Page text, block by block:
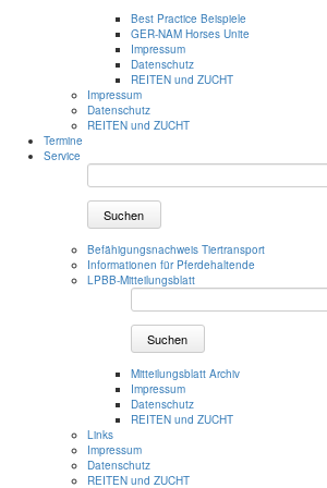
Best Practice Beispiele
GER-NAM Horses Unite
Impressum
Datenschutz
REITEN und ZUCHT
Impressum
Datenschutz
REITEN und ZUCHT
Termine
Service
Suchen
Befähigungsnachweis Tiertransport
Informationen für Pferdehaltende
LPBB-Mitteilungsblatt
Suchen
Mitteilungsblatt Archiv
Impressum
Datenschutz
REITEN und ZUCHT
Links
Impressum
Datenschutz
REITEN und ZUCHT